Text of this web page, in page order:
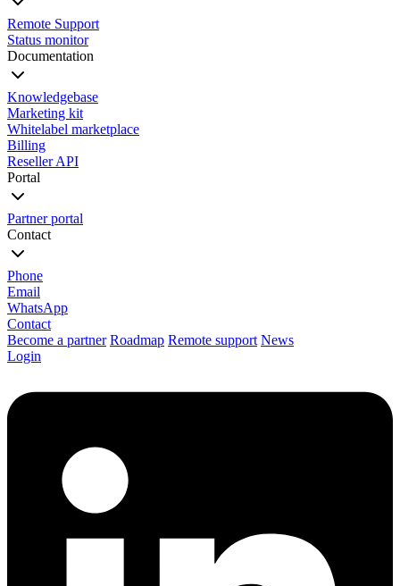
Remote Support
Status monitor
Documentation
Knowledgebase
Marketing kit
Whitelabel marketplace
Billing
Reseller API
Portal
Partner portal
Contact
Phone
Email
WhatsApp
Contact
Become a partner Roadmap Remote support News
Login